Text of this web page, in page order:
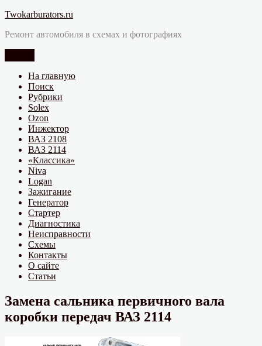
Перейти
содержимому
Twokarburators.ru
Ремонт автомобиля в схемах и фотографиях
На главную
Поиск
Рубрики
Solex
Ozon
Инжектор
ВАЗ 2108
ВАЗ 2114
«Классика»
Niva
Logan
Зажигание
Генератор
Стартер
Диагностика
Неисправности
Схемы
Контакты
О сайте
Статьи
Замена сальника первичного вала
коробки передач ВАЗ 2114